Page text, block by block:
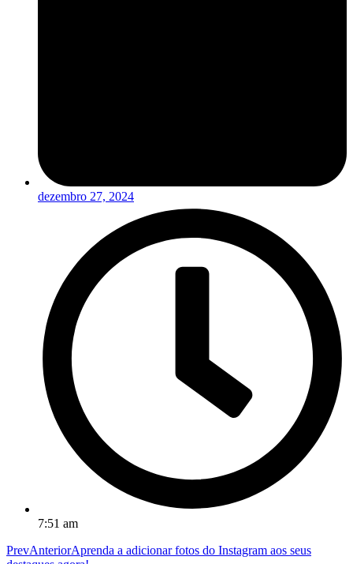
dezembro 27, 2024
7:51 am
PrevAnteriorAprenda a adicionar fotos do Instagram aos seus